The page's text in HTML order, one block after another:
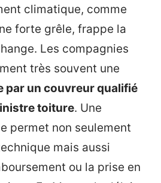
climatique, comme
forte grêle, frappe la
Les compagnies
très souvent une
par un couvreur qualifié
toiture. Une
permet non seulement
mais aussi
ou la prise en